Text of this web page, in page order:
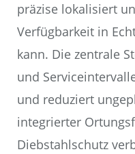
präzise lokalisiert
Verfügbarkeit in
kann. Die zentrale
und
und reduziert
integrierter
Diebstahlschutz